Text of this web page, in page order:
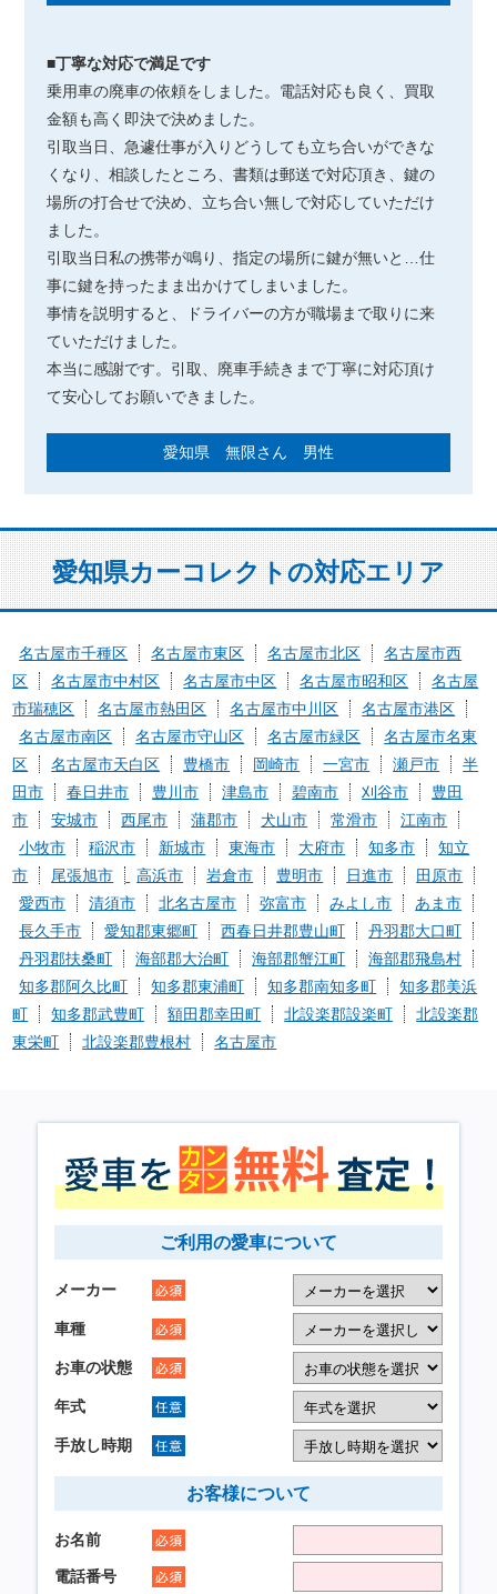
■丁寧な対応で満足です
乗用車の廃車の依頼をしました。電話対応も良く、買取
金額も高く即決で決めました。
引取当日、急遽仕事が入りどうしても立ち合いができな
くなり、相談したところ、書類は郵送で対応頂き、鍵の
場所の打合せで決め、立ち合い無しで対応していただけ
ました。
引取当日私の携帯が鳴り、指定の場所に鍵が無いと…仕
事に鍵を持ったまま出かけてしまいました。
事情を説明すると、ドライバーの方が職場まで取りに来
ていただけました。
本当に感謝です。引取、廃車手続きまで丁寧に対応頂け
て安心してお願いできました。
愛知県 無限さん 男性
愛知県カーコレクトの対応エリア
名古屋市千種区 名古屋市東区 名古屋市北区
名古屋市西
区
名古屋市中村区 名古屋市中区 名古屋市昭和区
名古屋
市瑞穂区
名古屋市熱田区 名古屋市中川区
名古屋市港区
名古屋市南区
名古屋市守山区 名古屋市緑区
名古屋市名東
区
名古屋市天白区 豊橋市 岡崎市 一宮市 瀬戸市
半
田市
春日井市 豊川市 津島市 碧南市 刈谷市
豊田
市
安城市 西尾市 蒲郡市 犬山市 常滑市
江南市
小牧市
稲沢市 新城市 東海市 大府市 知多市
知立
市
尾張旭市 高浜市 岩倉市 豊明市 日進市
田原市
愛西市
清須市 北名古屋市 弥富市 みよし市
あま市
長久手市
愛知郡東郷町 西春日井郡豊山町
丹羽郡大口町
丹羽郡扶桑町
海部郡大治町 海部郡蟹江町
海部郡飛島村
知多郡阿久比町
知多郡東浦町 知多郡南知多町
知多郡美浜
町
知多郡武豊町 額田郡幸田町 北設楽郡設楽町
北設楽郡
東栄町
北設楽郡豊根村 名古屋市